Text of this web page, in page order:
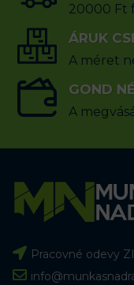
20000 Ft
ÁRUK
A méret
GOND
A
Pracovné odevy